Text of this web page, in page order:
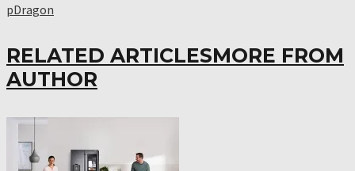
pDragon
RELATED ARTICLESMORE FROM
AUTHOR